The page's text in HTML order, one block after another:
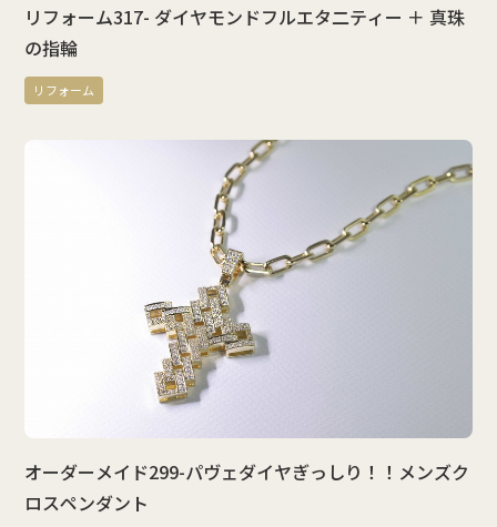
リフォーム317- ダイヤモンドフルエタ二ティー ＋ 真珠
の指輪
リフォーム
オーダーメイド299-パヴェダイヤぎっしり！！メンズク
ロスペンダント